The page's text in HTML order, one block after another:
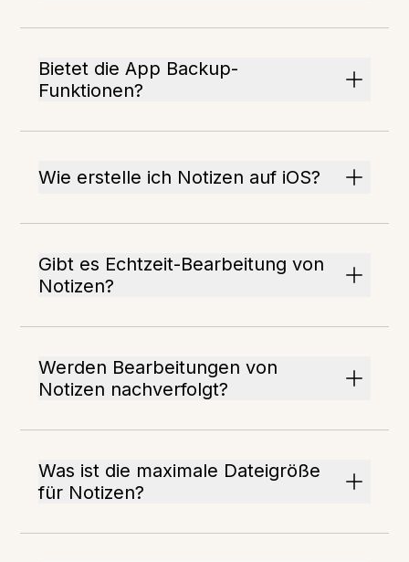
Bietet die App Backup-
Funktionen?
Wie erstelle ich Notizen auf iOS?
Gibt es Echtzeit-Bearbeitung von
Notizen?
Werden Bearbeitungen von
Notizen nachverfolgt?
Was ist die maximale Dateigröße
für Notizen?